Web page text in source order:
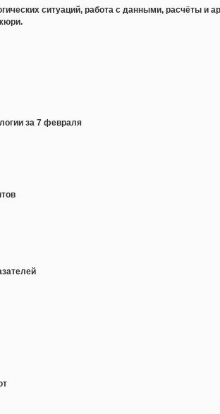
ситуаций, работа с данными, расчёты и
за 7 февраля